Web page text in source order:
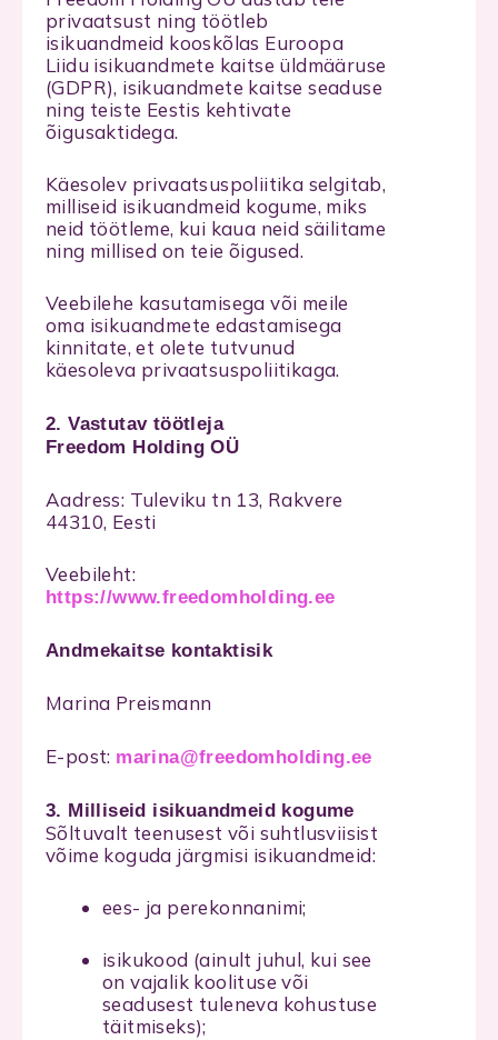
privaatsust ning töötleb
isikuandmeid kooskõlas Euroopa
Liidu isikuandmete kaitse üldmääruse
(GDPR), isikuandmete kaitse seaduse
ning teiste Eestis kehtivate
õigusaktidega.
Käesolev privaatsuspoliitika selgitab,
milliseid isikuandmeid kogume, miks
neid töötleme, kui kaua neid säilitame
ning millised on teie õigused.
Veebilehe kasutamisega või meile
oma isikuandmete edastamisega
kinnitate, et olete tutvunud
käesoleva privaatsuspoliitikaga.
2. Vastutav töötleja
Freedom Holding OÜ
Aadress: Tuleviku tn 13, Rakvere
44310, Eesti
Veebileht:
https://www.freedomholding.ee
Andmekaitse kontaktisik
Marina Preismann
E-post: marina@freedomholding.ee
3. Milliseid isikuandmeid kogume
Sõltuvalt teenusest või suhtlusviisist
võime koguda järgmisi isikuandmeid:
ees- ja perekonnanimi;
isikukood (ainult juhul, kui see
on vajalik koolituse või
seadusest tuleneva kohustuse
täitmiseks);